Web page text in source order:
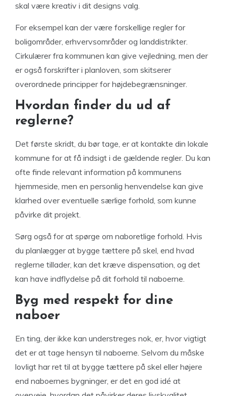
skal være kreativ i dit designs valg.
For eksempel kan der være forskellige regler for
boligområder, erhvervsområder og landdistrikter.
Cirkulærer fra kommunen kan give vejledning, men der
er også forskrifter i planloven, som skitserer
overordnede principper for højdebegrænsninger.
Hvordan finder du ud af
reglerne?
Det første skridt, du bør tage, er at kontakte din lokale
kommune for at få indsigt i de gældende regler. Du kan
ofte finde relevant information på kommunens
hjemmeside, men en personlig henvendelse kan give
klarhed over eventuelle særlige forhold, som kunne
påvirke dit projekt.
Sørg også for at spørge om naboretlige forhold. Hvis
du planlægger at bygge tættere på skel, end hvad
reglerne tillader, kan det kræve dispensation, og det
kan have indflydelse på dit forhold til naboerne.
Byg med respekt for dine
naboer
En ting, der ikke kan understreges nok, er, hvor vigtigt
det er at tage hensyn til naboerne. Selvom du måske
lovligt har ret til at bygge tættere på skel eller højere
end naboernes bygninger, er det en god idé at